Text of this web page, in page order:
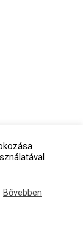
Bővebben